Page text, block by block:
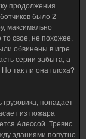
продолжения
было 2
максимально
то свое, не похожее.
обвинены в игре
серии забыта, а
так ли она плоха?
грузовика, попадает
из пожара
Алессой. Тревис
зданиями попутно